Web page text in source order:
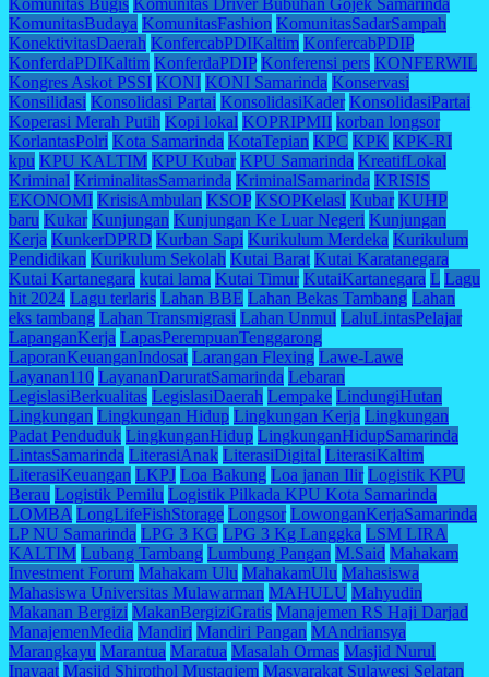
KomunitasBudaya KomunitasFashion KomunitasSadarSampah
KonektivitasDaerah KonfercabPDIKaltim KonfercabPDIP
KonferdaPDIKaltim KonferdaPDIP Konferensi pers KONFERWIL
Kongres Askot PSSI KONI KONI Samarinda Konservasi
Konsilidasi Konsolidasi Partai KonsolidasiKader KonsolidasiPartai
Koperasi Merah Putih Kopi lokal KOPRIPMII korban longsor
KorlantasPolri Kota Samarinda KotaTepian KPC KPK KPK-RI
kpu KPU KALTIM KPU Kubar KPU Samarinda KreatifLokal
Kriminal KriminalitasSamarinda KriminalSamarinda KRISIS
EKONOMI KrisisAmbulan KSOP KSOPKelasI Kubar KUHP
baru Kukar Kunjungan Kunjungan Ke Luar Negeri Kunjungan
Kerja KunkerDPRD Kurban Sapi Kurikulum Merdeka Kurikulum
Pendidikan Kurikulum Sekolah Kutai Barat Kutai Karatanegara
Kutai Kartanegara kutai lama Kutai Timur KutaiKartanegara L Lagu
hit 2024 Lagu terlaris Lahan BBE Lahan Bekas Tambang Lahan
eks tambang Lahan Transmigrasi Lahan Unmul LaluLintasPelajar
LapanganKerja LapasPerempuanTenggarong
LaporanKeuanganIndosat Larangan Flexing Lawe-Lawe
Layanan110 LayananDaruratSamarinda Lebaran
LegislasiBerkualitas LegislasiDaerah Lempake LindungiHutan
Lingkungan Lingkungan Hidup Lingkungan Kerja Lingkungan
Padat Penduduk LingkunganHidup LingkunganHidupSamarinda
LintasSamarinda LiterasiAnak LiterasiDigital LiterasiKaltim
LiterasiKeuangan LKPJ Loa Bakung Loa janan Ilir Logistik KPU
Berau Logistik Pemilu Logistik Pilkada KPU Kota Samarinda
LOMBA LongLifeFishStorage Longsor LowonganKerjaSamarinda
LP NU Samarinda LPG 3 KG LPG 3 Kg Langgka LSM LIRA
KALTIM Lubang Tambang Lumbung Pangan M.Said Mahakam
Investment Forum Mahakam Ulu MahakamUlu Mahasiswa
Mahasiswa Universitas Mulawarman MAHULU Mahyudin
Makanan Bergizi MakanBergiziGratis Manajemen RS Haji Darjad
ManajemenMedia Mandiri Mandiri Pangan MAndriansya
Marangkayu Marantua Maratua Masalah Ormas Masjid Nurul
Inayaat Masjid Shirothol Mustaqiem Masyarakat Sulawesi Selatan